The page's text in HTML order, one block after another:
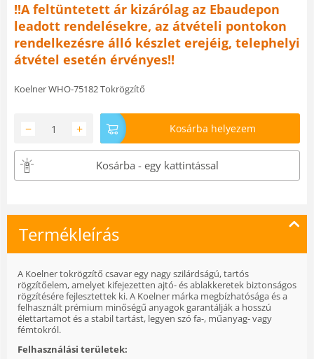
!!A feltüntetett ár kizárólag az Ebaudepon
leadott rendelésekre, az átvételi pontokon
rendelkezésre álló készlet erejéig, telephelyi
átvétel esetén érvényes!!
Koelner WHO-75182 Tokrögzítő
+
− Kosárba helyezem
Kosárba - egy kattintással
Termékleírás
A Koelner tokrögzítő csavar egy nagy szilárdságú, tartós
rögzítőelem, amelyet kifejezetten ajtó- és ablakkeretek biztonságos
rögzítésére fejlesztettek ki. A Koelner márka megbízhatósága és a
felhasznált prémium minőségű anyagok garantálják a hosszú
élettartamot és a stabil tartást, legyen szó fa-, műanyag- vagy
fémtokról.
Felhasználási területek: